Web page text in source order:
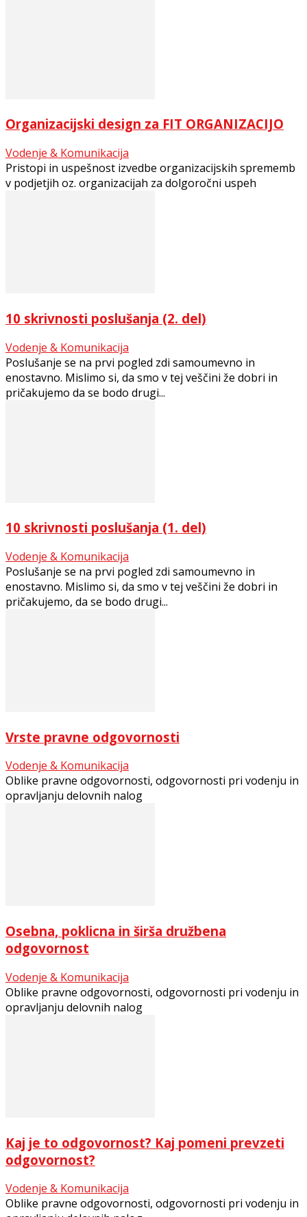
Organizacijski design za FIT ORGANIZACIJO
Vodenje & Komunikacija
Pristopi in uspešnost izvedbe organizacijskih sprememb
v podjetjih oz. organizacijah za dolgoročni uspeh
10 skrivnosti poslušanja (2. del)
Vodenje & Komunikacija
Poslušanje se na prvi pogled zdi samoumevno in
enostavno. Mislimo si, da smo v tej veščini že dobri in
pričakujemo da se bodo drugi...
10 skrivnosti poslušanja (1. del)
Vodenje & Komunikacija
Poslušanje se na prvi pogled zdi samoumevno in
enostavno. Mislimo si, da smo v tej veščini že dobri in
pričakujemo, da se bodo drugi...
Vrste pravne odgovornosti
Vodenje & Komunikacija
Oblike pravne odgovornosti, odgovornosti pri vodenju in
opravljanju delovnih nalog
Osebna, poklicna in širša družbena
odgovornost
Vodenje & Komunikacija
Oblike pravne odgovornosti, odgovornosti pri vodenju in
opravljanju delovnih nalog
Kaj je to odgovornost? Kaj pomeni prevzeti
odgovornost?
Vodenje & Komunikacija
Oblike pravne odgovornosti, odgovornosti pri vodenju in